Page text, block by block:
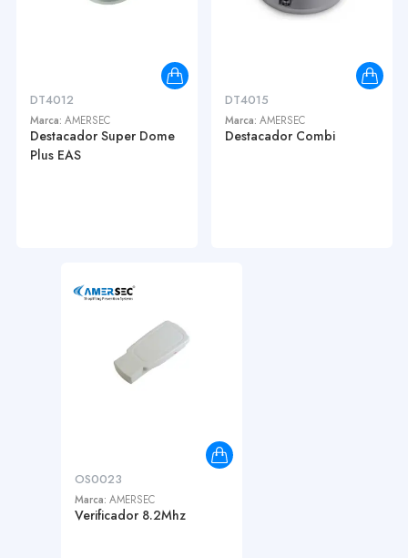
DT4012
Marca: AMERSEC
Destacador Super Dome
Plus EAS
DT4015
Marca: AMERSEC
Destacador Combi
OS0023
Marca:AMERSEC
Verificador 8.2Mhz